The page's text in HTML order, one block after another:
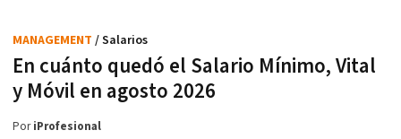
En cuánto quedó el Salario Mínimo, Vital
y Móvil en agosto 2026
MANAGEMENT / Salarios
PoriProfesional